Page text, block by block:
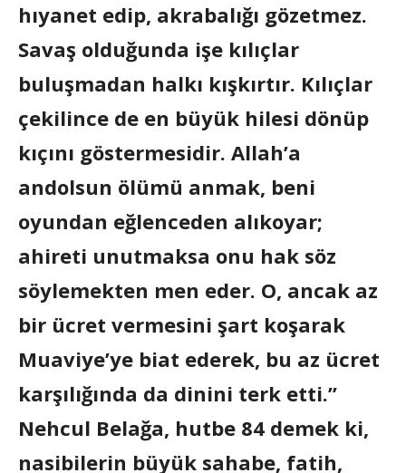
hıyanet edip, akrabalığı gözetmez.
Savaş olduğunda işe kılıçlar
buluşmadan halkı kışkırtır. Kılıçlar
çekilince de en büyük hilesi dönüp
kıçını göstermesidir. Allah’a
andolsun ölümü anmak, beni
oyundan eğlenceden alıkoyar;
ahireti unutmaksa onu hak söz
söylemekten men eder. O, ancak az
bir ücret vermesini şart koşarak
Muaviye’ye biat ederek, bu az ücret
karşılığında da dinini terk etti.”
Nehcul Belağa, hutbe 84 demek ki,
nasibilerin büyük sahabe, fatih,